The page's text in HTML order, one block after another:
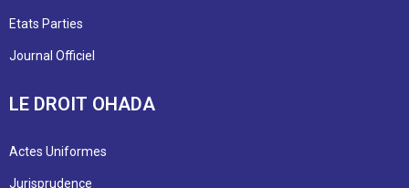
Etats Parties
Journal Officiel
LE DROIT OHADA
Actes Uniformes
Jurisprudence